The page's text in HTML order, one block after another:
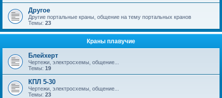
Другое
Другие портальные краны, общение на тему портальных кранов
Темы: 23
Краны плавучие
Блейхерт
Чертежи, электросхемы, общение...
Темы: 19
КПЛ 5-30
Чертежи, электросхемы, общение...
Темы: 23